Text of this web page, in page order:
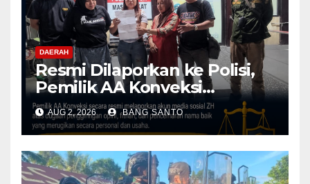
Menyeluruh
DAERAH
Resmi Dilaporkan ke Polisi,
Pemilik AA Konveksi
Didampingi Tim Advokat
Lentera Netizen Indonesia (L-
NET-ID)
AUG 2, 2026 BANG SANTO